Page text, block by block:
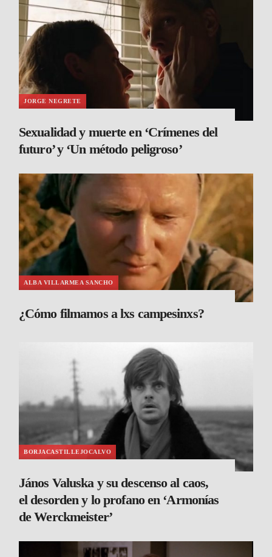
JORGE NEGRETE
Sexualidad y muerte en ‘Crímenes del
futuro’ y ‘Un método peligroso’
ALBA VILLARMEA SANCHO
¿Cómo filmamos a lxs campesinxs?
BORJACASTILLEJOCALVO
János Valuska y su descenso al caos,
el desorden y lo profano en ‘Armonías
de Werckmeister’